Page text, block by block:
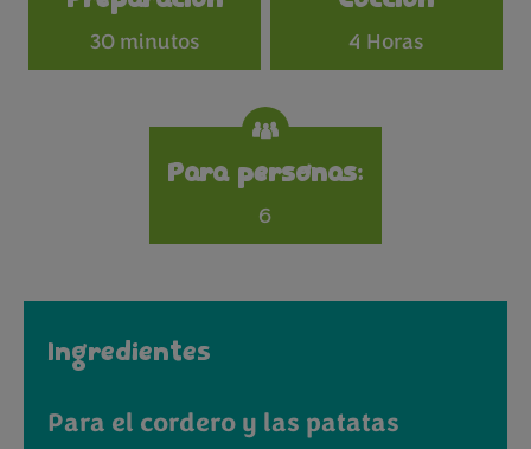
30 minutos
4 Horas
Para personas:
6
Ingredientes
Para el cordero y las patatas